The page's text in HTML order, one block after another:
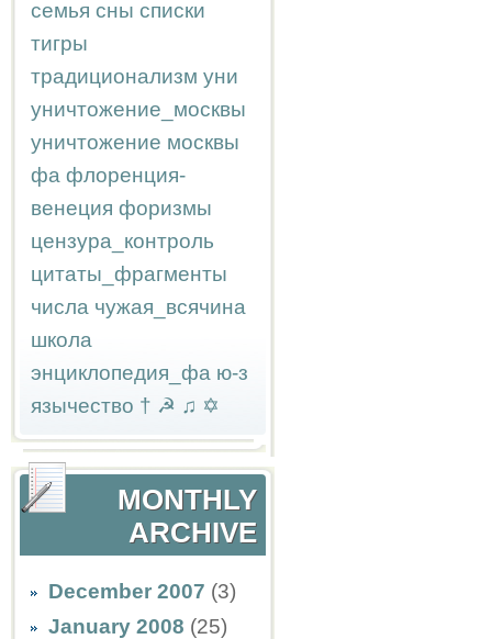
семья сны списки
тигры
традиционализм уни
уничтожение_москвы
уничтожение москвы
фа флоренция-
венеция форизмы
цензура_контроль
цитаты_фрагменты
числа чужая_всячина
школа
энциклопедия_фа ю-з
язычество † ☭ ♫ ✡
MONTHLY
ARCHIVE
December 2007 (3)
January 2008 (25)